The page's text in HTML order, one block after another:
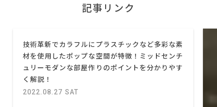
記事リンク
技術革新でカラフルにプラスチックなど多彩な素
材を使用したポップな空間が特徴！ミッドセンチ
ュリーモダンな部屋作りのポイントを分かりやす
く解説！
2022.08.27 SAT